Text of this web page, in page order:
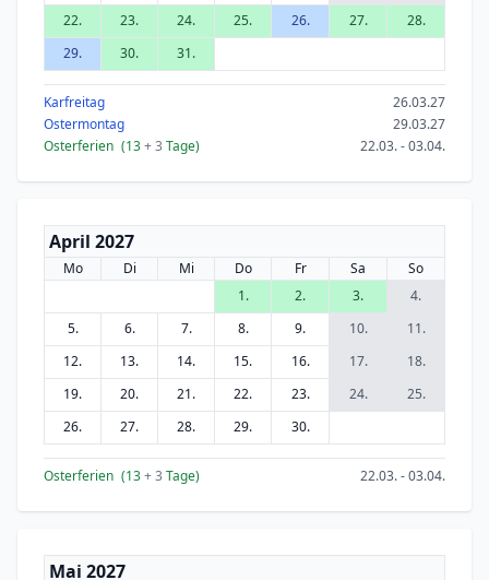
22.
23. 24. 25. 26. 27.
28.
29.
30. 31.
Karfreitag
26.03.27
Ostermontag
29.03.27
Osterferien (13+ 3 Tage) 22.03. - 03.04.
April 2027
Mo Di Mi Do Fr Sa
So
1.
2. 3.
4.
5.
6. 7. 8. 9. 10.
11.
12.
13. 14. 15. 16. 17.
18.
19.
20. 21. 22. 23. 24.
25.
26.
27. 28. 29. 30.
Osterferien (13+ 3 Tage) 22.03. - 03.04.
Mai 2027